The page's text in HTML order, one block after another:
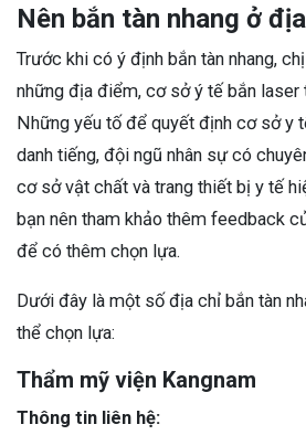
Nên bắn tàn nhang ở
Trước khi có ý định bắn tàn nhang,
những địa điểm, cơ sở ý tế bắn laser
Những yếu tố để quyết định cơ sở y
danh tiếng, đội ngũ nhân sự có
cơ sở vật chất và trang thiết bị y tế
bạn nên tham khảo thêm feedback
để có thêm chọn lựa.
Dưới đây là một số địa chỉ bắn tàn
thể chọn lựa:
Thẩm mỹ viện Kangnam
Thông tin liên hệ: